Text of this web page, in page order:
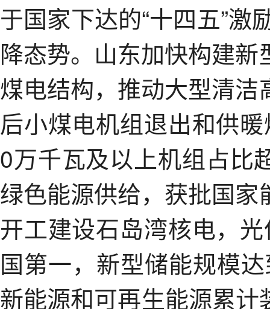
于国家下达的“十四五”
降态势。山东加快构建
煤电结构，推动大型清
后小煤电机组退出和供
0万千瓦及以上机组占比
绿色能源供给，获批国
开工建设石岛湾核电，
国第一，新型储能规模
新能源和可再生能源累